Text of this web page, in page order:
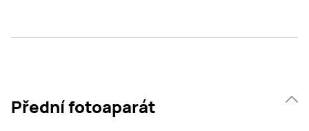
Přední fotoaparát